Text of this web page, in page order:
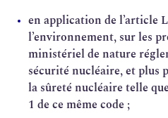
en application de l’article
l’environnement, sur les
ministériel de nature
sécurité nucléaire, et plus
la sûreté nucléaire telle
1 de ce même code ;